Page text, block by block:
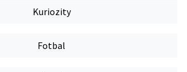
Kuriozity
Fotbal